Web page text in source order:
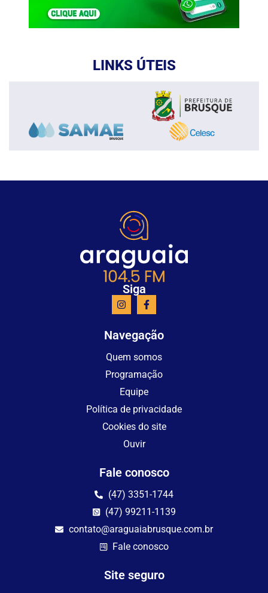
LINKS ÚTEIS
Siga
Navegação
Quem somos
Programação
Equipe
Política de privacidade
Cookies do site
Ouvir
Fale conosco
(47) 3351-1744
(47) 99211-1139
contato@araguaiabrusque.com.br
Fale conosco
Site seguro